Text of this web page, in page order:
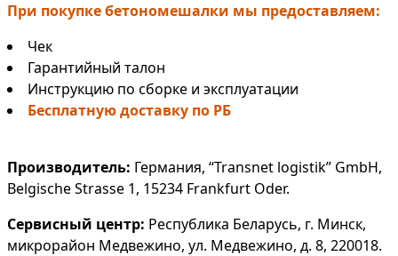
При покупке бетономешалки мы предоставляем:
Чек
Гарантийный талон
Инструкцию по сборке и эксплуатации
Бесплатную доставку по РБ
Производитель: Германия, “Transnet logistik” GmbH,
Belgische Strasse 1, 15234 Frankfurt Oder.
Сервисный центр: Республика Беларусь, г. Минск,
микрорайон Медвежино, ул. Медвежино, д. 8, 220018.